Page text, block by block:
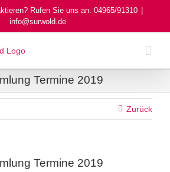
Rufen Sie uns an: 04965/91310
info@surwold.de
Termine 2019
Zurück
Termine 2019